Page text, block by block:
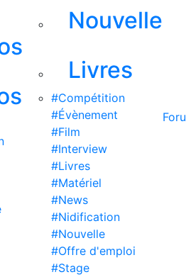
Nouvelle
Livres
#Compétition
#Évènement
#Film
#Interview
#Livres
#Matériel
#News
#Nidification
#Nouvelle
#Offre d'emploi
#Stage